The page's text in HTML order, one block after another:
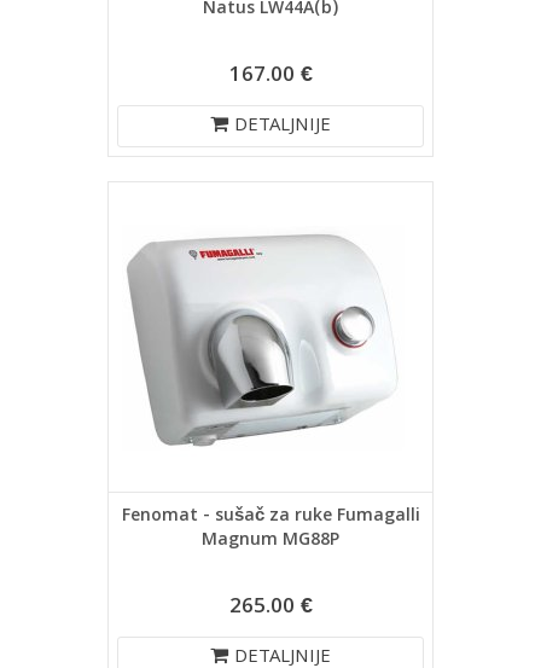
Natus LW44A(b)
167.00 €
DETALJNIJE
Fenomat - sušač za ruke Fumagalli
Magnum MG88P
265.00 €
DETALJNIJE